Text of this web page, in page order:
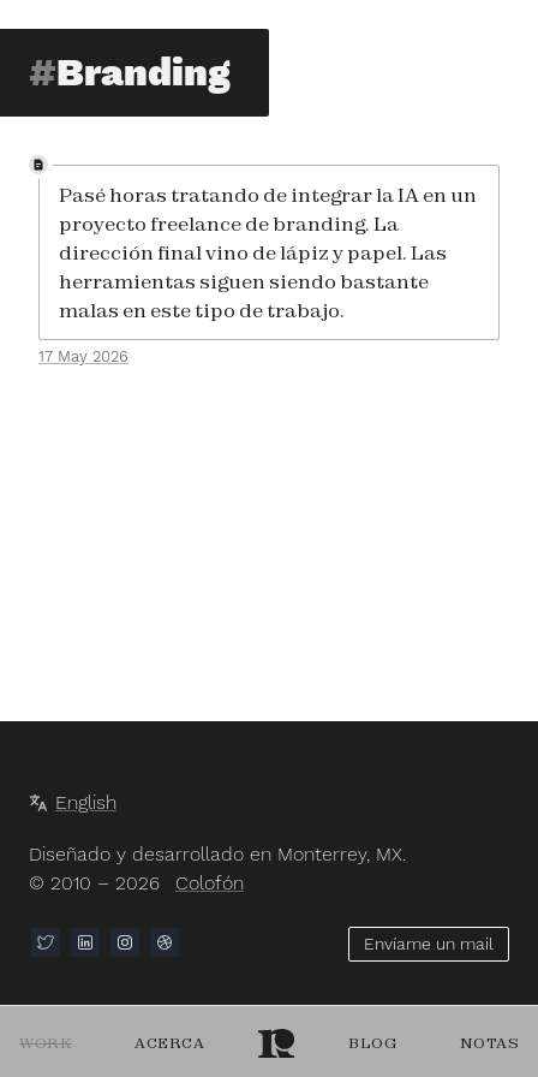
WORK ACERCA BLOG NOTAS
Branding
Pasé horas tratando de integrar la IA en un
proyecto freelance de branding. La
dirección final vino de lápiz y papel. Las
herramientas siguen siendo bastante
malas en este tipo de trabajo.
17 May 2026
English
Diseñado y desarrollado en Monterrey, MX.
© 2010 – 2026
Colofón
Envíame un mail